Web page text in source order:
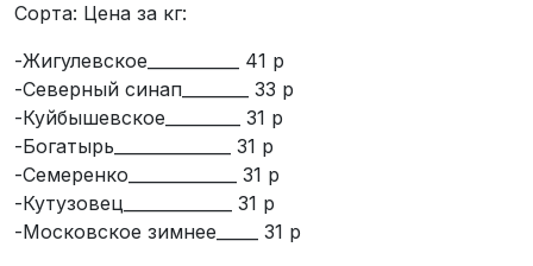
Сорта: Цена за кг:
-Жигулевское___________ 41 р
-Северный синап________ 33 р
-Куйбышевское_________ 31 р
-Богатырь______________ 31 р
-Семеренко_____________ 31 р
-Кутузовец_____________ 31 р
-Московское зимнее_____ 31 р